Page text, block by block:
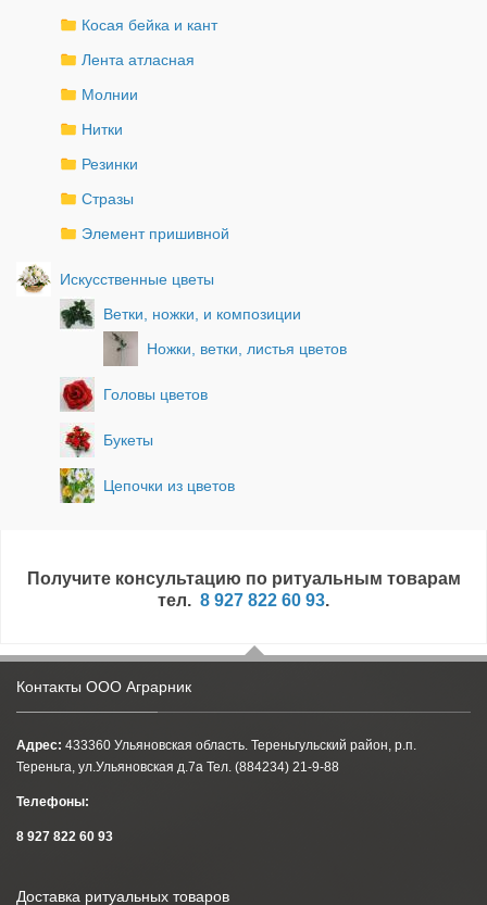
Косая бейка и кант
Лента атласная
Молнии
Нитки
Резинки
Стразы
Элемент пришивной
Искусственные цветы
Ветки, ножки, и композиции
Ножки, ветки, листья цветов
Головы цветов
Букеты
Цепочки из цветов
Получите консультацию по ритуальным товарам
тел. 8 927 822 60 93.
Контакты ООО Аграрник
Адрес: 433360 Ульяновская область. Тереньгульский район, р.п.
Тереньга, ул.Ульяновская д.7а Тел. (884234) 21-9-88
Телефоны:
8 927 822 60 93
Доставка ритуальных товаров